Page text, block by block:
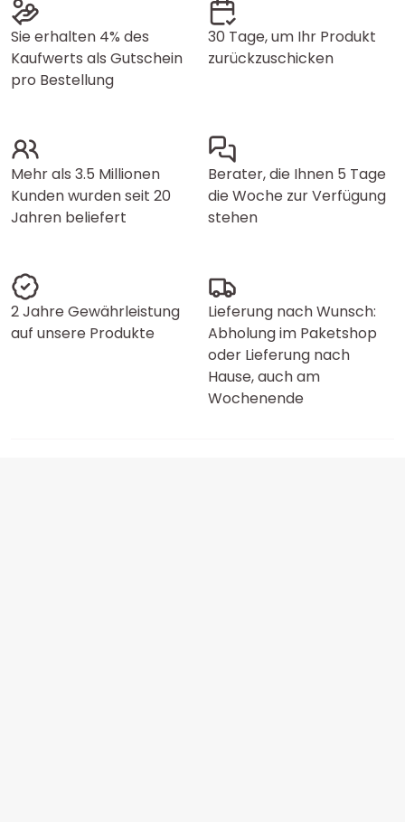
Sie erhalten 4% des
Kaufwerts als Gutschein
pro Bestellung
30 Tage, um Ihr Produkt
zurückzuschicken
Mehr als 3.5 Millionen
Kunden wurden seit 20
Jahren beliefert
Berater, die Ihnen 5 Tage
die Woche zur Verfügung
stehen
2 Jahre Gewährleistung
auf unsere Produkte
Lieferung nach Wunsch:
Abholung im Paketshop
oder Lieferung nach
Hause, auch am
Wochenende